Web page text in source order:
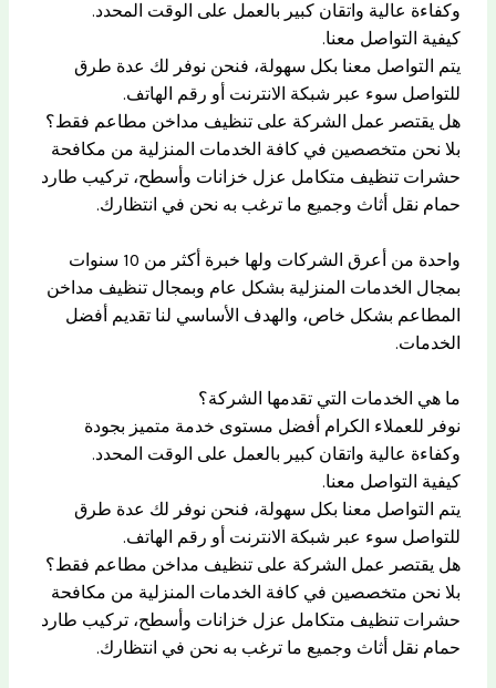
وكفاءة عالية واتقان كبير بالعمل على الوقت المحدد.
كيفية التواصل معنا.
يتم التواصل معنا بكل سهولة، فنحن نوفر لك عدة طرق
للتواصل سوء عبر شبكة الانترنت أو رقم الهاتف.
هل يقتصر عمل الشركة على تنظيف مداخن مطاعم فقط؟
بلا نحن متخصصين في كافة الخدمات المنزلية من مكافحة
حشرات تنظيف متكامل عزل خزانات وأسطح، تركيب طارد
حمام نقل أثاث وجميع ما ترغب به نحن في انتظارك.
واحدة من أعرق الشركات ولها خبرة أكثر من 10 سنوات
بمجال الخدمات المنزلية بشكل عام وبمجال تنظيف مداخن
المطاعم بشكل خاص، والهدف الأساسي لنا تقديم أفضل
الخدمات.
ما هي الخدمات التي تقدمها الشركة؟
نوفر للعملاء الكرام أفضل مستوى خدمة متميز بجودة
وكفاءة عالية واتقان كبير بالعمل على الوقت المحدد.
كيفية التواصل معنا.
يتم التواصل معنا بكل سهولة، فنحن نوفر لك عدة طرق
للتواصل سوء عبر شبكة الانترنت أو رقم الهاتف.
هل يقتصر عمل الشركة على تنظيف مداخن مطاعم فقط؟
بلا نحن متخصصين في كافة الخدمات المنزلية من مكافحة
حشرات تنظيف متكامل عزل خزانات وأسطح، تركيب طارد
حمام نقل أثاث وجميع ما ترغب به نحن في انتظارك.